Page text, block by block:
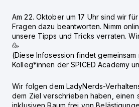
Am 22. Oktober um 17 Uhr sind wir
Fragen dazu beantworten. Nimm
unsere Tipps und Tricks verraten.
🥳
(Diese Infosession findet gemeinsam
Kolleg*innen der SPICED Academy
Wir folgen dem LadyNerds-
dem Ziel verschrieben haben, einen
inklusiven Raum frei von